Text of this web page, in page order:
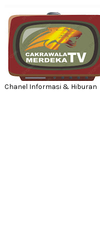
Chanel Informasi & Hiburan